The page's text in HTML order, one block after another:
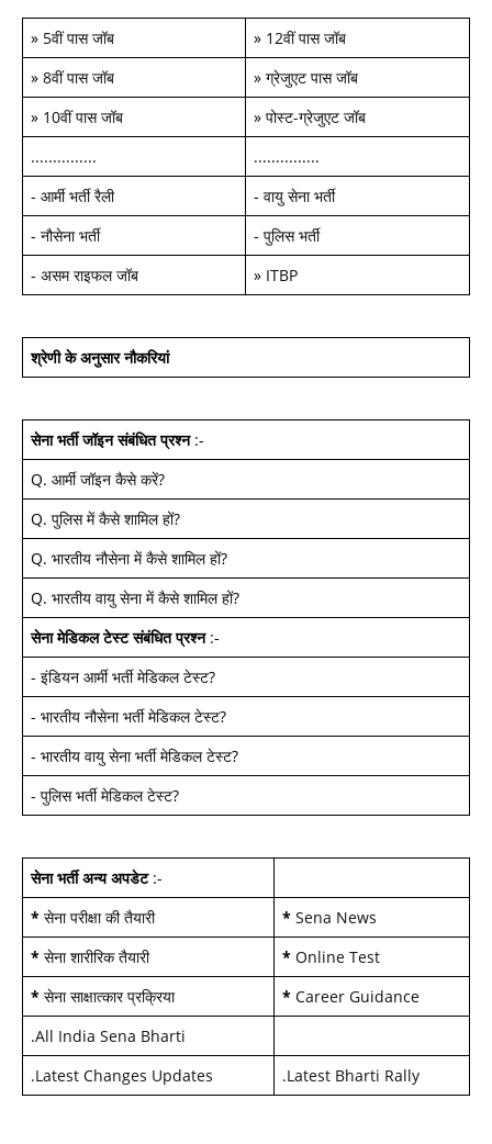
» 5वीं पास जॉब » 12वीं पास जॉब
» 8वीं पास जॉब » ग्रेजुएट पास जॉब
» 10वीं पास जॉब » पोस्ट-ग्रेजुएट जॉब
...............
...............
- आर्मी भर्ती रैली - वायु सेना भर्ती
- नौसेना भर्ती - पुलिस भर्ती
- असम राइफल जॉब » ITBP
श्रेणी के अनुसार नौकरियां
सेना भर्ती जॉइन संबंधित प्रश्न:-
Q. आर्मी जॉइन कैसे करें?
Q. पुलिस में कैसे शामिल हों?
Q. भारतीय नौसेना में कैसे शामिल हों?
Q. भारतीय वायु सेना में कैसे शामिल हों?
सेना मेडिकल टेस्ट संबंधित प्रश्न:-
- इंडियन आर्मी भर्ती मेडिकल टेस्ट?
- भारतीय नौसेना भर्ती मेडिकल टेस्ट?
- भारतीय वायु सेना भर्ती मेडिकल टेस्ट?
- पुलिस भर्ती मेडिकल टेस्ट?
सेना भर्ती अन्य अपडेट:-
* सेना परीक्षा की तैयारी * Sena News
* सेना शारीरिक तैयारी * Online Test
* सेना साक्षात्कार प्रक्रिया * Career Guidance
.All India Sena Bharti
.Latest Changes Updates .Latest Bharti Rally